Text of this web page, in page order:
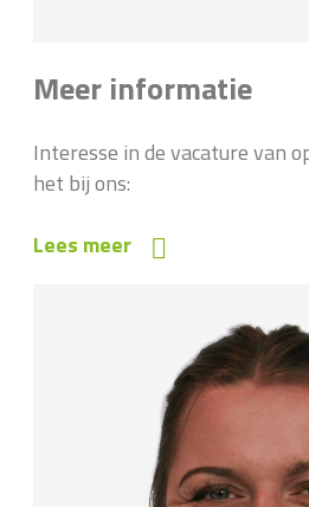
Meer informatie
Interesse in de vacature van
het bij ons:
Lees meer